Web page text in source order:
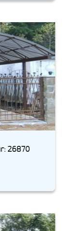
26870